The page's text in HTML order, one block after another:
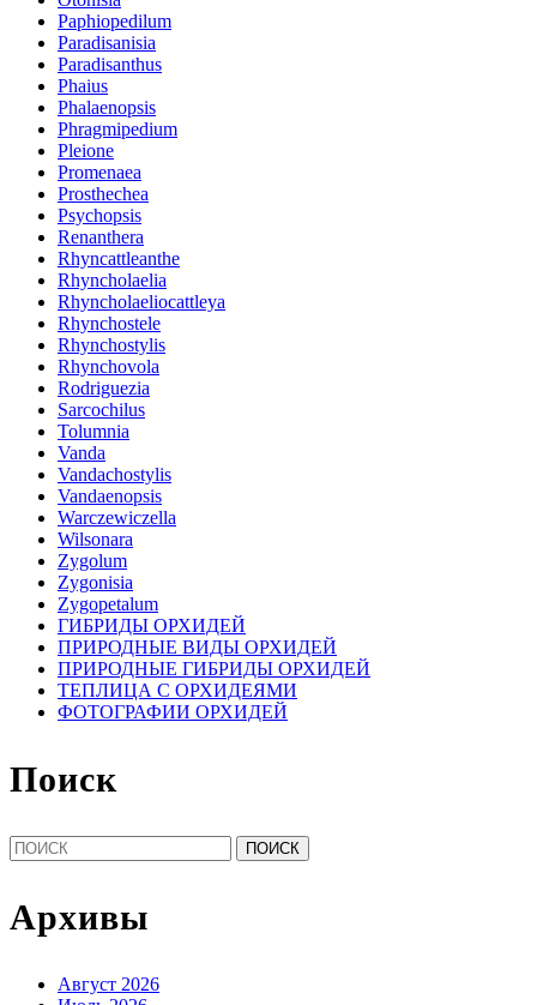
Paphiopedilum
Paradisanisia
Paradisanthus
Phaius
Phalaenopsis
Phragmipedium
Pleione
Promenaea
Prosthechea
Psychopsis
Renanthera
Rhyncattleanthe
Rhyncholaelia
Rhyncholaeliocattleya
Rhynchostele
Rhynchostylis
Rhynchovola
Rodriguezia
Sarcochilus
Tolumnia
Vanda
Vandachostylis
Vandaenopsis
Warczewiczella
Wilsonara
Zygolum
Zygonisia
Zygopetalum
ГИБРИДЫ ОРХИДЕЙ
ПРИРОДНЫЕ ВИДЫ ОРХИДЕЙ
ПРИРОДНЫЕ ГИБРИДЫ ОРХИДЕЙ
ТЕПЛИЦА С ОРХИДЕЯМИ
ФОТОГРАФИИ ОРХИДЕЙ
Поиск
Найти:
Архивы
Август 2026